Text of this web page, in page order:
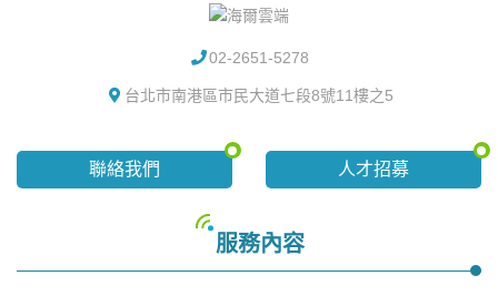
02-2651-5278
台北市南港區市民大道七段8號11樓之5
聯絡我們 人才招募
服務內容